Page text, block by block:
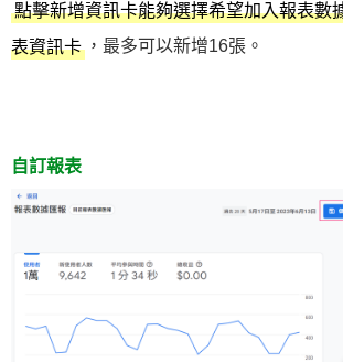
點擊新增資訊卡能夠選擇希望加入報表數
表資訊卡 ，最多可以新增16張。
自訂報表